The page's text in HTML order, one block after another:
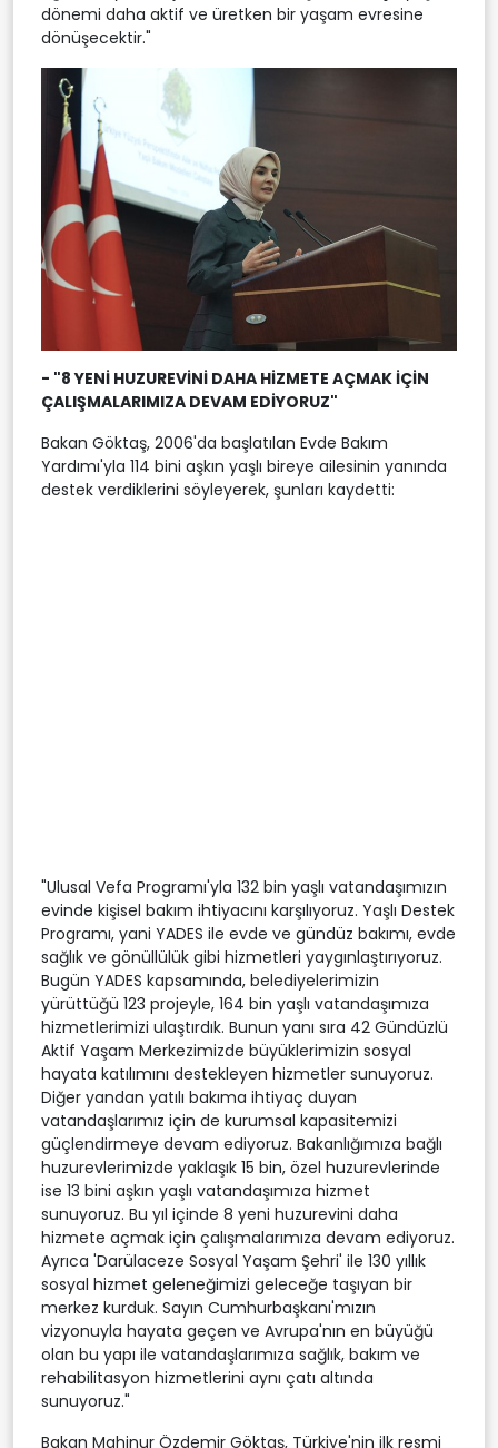
dönemi daha aktif ve üretken bir yaşam evresine
dönüşecektir."
- "8 YENİ HUZUREVİNİ DAHA HİZMETE AÇMAK İÇİN
ÇALIŞMALARIMIZA DEVAM EDİYORUZ"
Bakan Göktaş, 2006'da başlatılan Evde Bakım
Yardımı'yla 114 bini aşkın yaşlı bireye ailesinin yanında
destek verdiklerini söyleyerek, şunları kaydetti:
"Ulusal Vefa Programı'yla 132 bin yaşlı vatandaşımızın
evinde kişisel bakım ihtiyacını karşılıyoruz. Yaşlı Destek
Programı, yani YADES ile evde ve gündüz bakımı, evde
sağlık ve gönüllülük gibi hizmetleri yaygınlaştırıyoruz.
Bugün YADES kapsamında, belediyelerimizin
yürüttüğü 123 projeyle, 164 bin yaşlı vatandaşımıza
hizmetlerimizi ulaştırdık. Bunun yanı sıra 42 Gündüzlü
Aktif Yaşam Merkezimizde büyüklerimizin sosyal
hayata katılımını destekleyen hizmetler sunuyoruz.
Diğer yandan yatılı bakıma ihtiyaç duyan
vatandaşlarımız için de kurumsal kapasitemizi
güçlendirmeye devam ediyoruz. Bakanlığımıza bağlı
huzurevlerimizde yaklaşık 15 bin, özel huzurevlerinde
ise 13 bini aşkın yaşlı vatandaşımıza hizmet
sunuyoruz. Bu yıl içinde 8 yeni huzurevini daha
hizmete açmak için çalışmalarımıza devam ediyoruz.
Ayrıca 'Darülaceze Sosyal Yaşam Şehri' ile 130 yıllık
sosyal hizmet geleneğimizi geleceğe taşıyan bir
merkez kurduk. Sayın Cumhurbaşkanı'mızın
vizyonuyla hayata geçen ve Avrupa'nın en büyüğü
olan bu yapı ile vatandaşlarımıza sağlık, bakım ve
rehabilitasyon hizmetlerini aynı çatı altında
sunuyoruz."
Bakan Mahinur Özdemir Göktaş, Türkiye'nin ilk resmi